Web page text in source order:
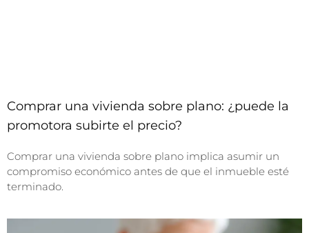
Comprar una vivienda sobre plano: ¿puede la
promotora subirte el precio?
Comprar una vivienda sobre plano implica asumir un
compromiso económico antes de que el inmueble esté
terminado.